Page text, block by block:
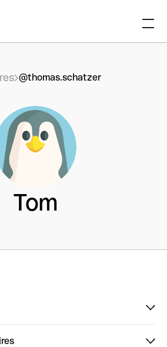
@thomas.schatzer
Tom